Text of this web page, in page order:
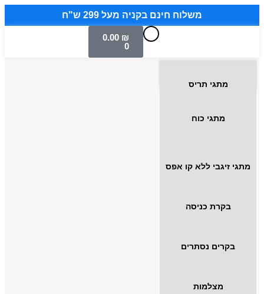
משלוח חינם בקניה מעל 299 ש"ח
0.00 ₪
0
מתגי תריס
מתגי כוח
מתגי זיגבי ללא קו אפס
בקרת כניסה
בקרים נסתרים
מצלמות